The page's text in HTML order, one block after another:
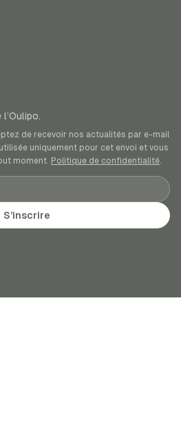
de recevoir nos actualités par e-mail
uniquement pour cet envoi et vous
moment. Politique de confidentialité.
S’inscrire